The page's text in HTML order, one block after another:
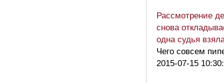
Рассмотрение
снова
одна судья
Чего совсем
2015-07-15